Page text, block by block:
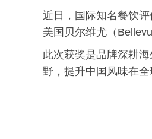
近日，国际知名餐饮
美国贝尔维尤（
此次获奖是品牌深耕
野，提升中国风味在全